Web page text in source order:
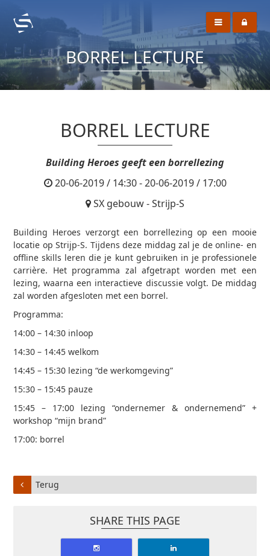
BORREL LECTURE
BORREL LECTURE
Building Heroes geeft een borrellezing
20-06-2019 / 14:30 - 20-06-2019 / 17:00
SX gebouw - Strijp-S
Building Heroes verzorgt een borrellezing op een mooie
locatie op Strijp-S. Tijdens deze middag zal je de online- en
offline skills leren die je kunt gebruiken in je professionele
carrière. Het programma zal afgetrapt worden met een
lezing, waarna een interactieve discussie volgt. De middag
zal worden afgesloten met een borrel.
Programma:
14:00 – 14:30 inloop
14:30 – 14:45 welkom
14:45 – 15:30 lezing “de werkomgeving”
15:30 – 15:45 pauze
15:45 – 17:00 lezing “ondernemer & ondernemend” +
workshop “mijn brand”
17:00: borrel
Terug
SHARE THIS PAGE